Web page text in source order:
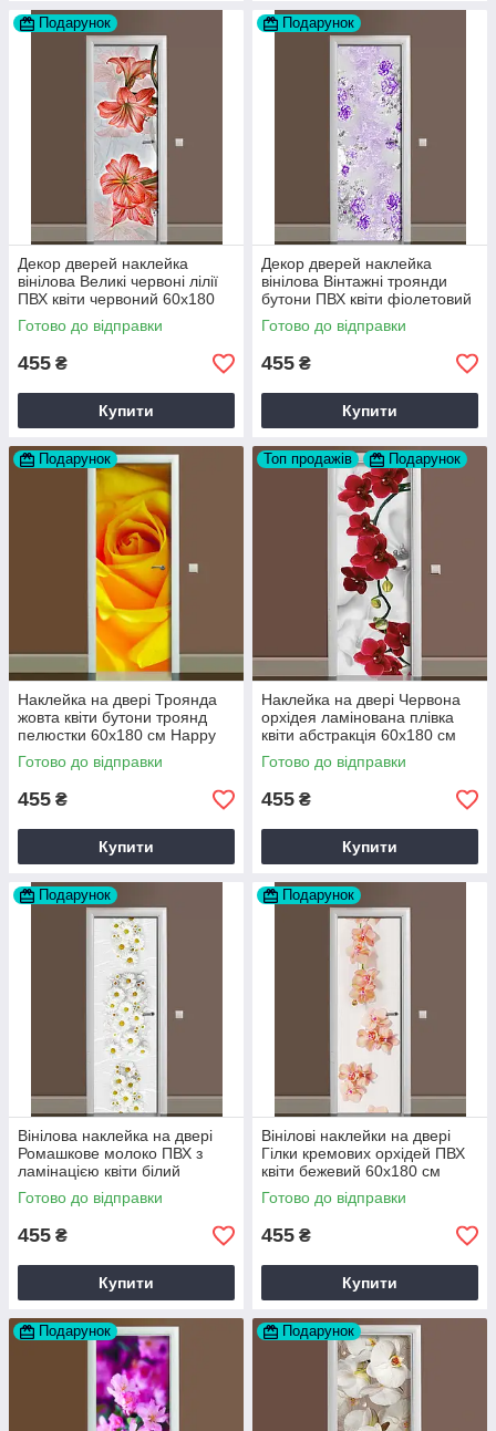
Подарунок
Декор дверей наклейка
вінілова Великі червоні лілії
ПВХ квіти червоний 60х180
см Happy Pocket Z183497
Готово до відправки
455 ₴
Купити
Подарунок
Декор дверей наклейка
вінілова Вінтажні троянди
бутони ПВХ квіти фіолетовий
60х180 см Happy Pocket
Z184258
Готово до відправки
455 ₴
Купити
Подарунок
Наклейка на двері Троянда
жовта квіти бутони троянд
пелюстки 60х180 см Happy
Pocket Z180088
Готово до відправки
455 ₴
Купити
Топ продажів Подарунок
Наклейка на двері Червона
орхідея ламінована плівка
квіти абстракція 60х180 см
Happy Pocket Z180205
Готово до відправки
455 ₴
Купити
Подарунок
Вінілова наклейка на двері
Ромашкове молоко ПВХ з
ламінацією квіти білий
60х180 см Happy Pocket
Z183499
Готово до відправки
455 ₴
Купити
Подарунок
Вінілові наклейки на двері
Гілки кремових орхідей ПВХ
квіти бежевий 60х180 см
Happy Pocket Z184290
Готово до відправки
455 ₴
Купити
Подарунок Подарунок